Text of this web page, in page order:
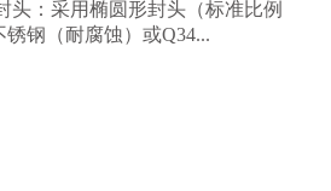
头：采用椭圆形封头（标准比例
锈钢（耐腐蚀）或Q34...